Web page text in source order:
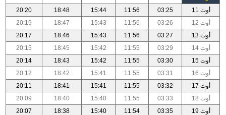
أوت 11
03:25
11:56
15:44
18:48
20:20
أوت 12
03:26
11:56
15:43
18:47
20:19
أوت 13
03:27
11:56
15:43
18:46
20:17
أوت 14
03:29
11:55
15:42
18:45
20:15
أوت 15
03:30
11:55
15:42
18:43
20:14
أوت 16
03:31
11:55
15:41
18:42
20:12
أوت 17
03:32
11:55
15:41
18:41
20:11
أوت 18
03:33
11:55
15:40
18:40
20:09
أوت 19
03:35
11:54
15:40
18:38
20:07